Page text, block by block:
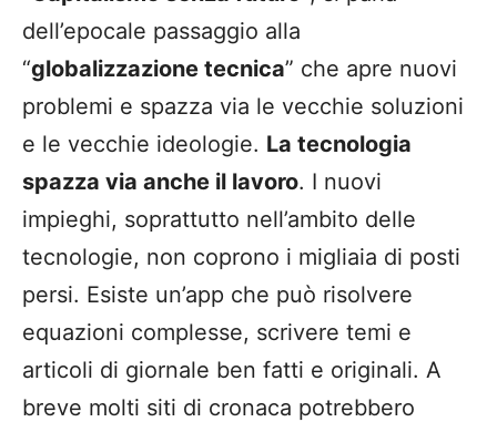
dell’epocale passaggio alla
“globalizzazione tecnica” che apre nuovi
problemi e spazza via le vecchie soluzioni
e le vecchie ideologie. La tecnologia
spazza via anche il lavoro. I nuovi
impieghi, soprattutto nell’ambito delle
tecnologie, non coprono i migliaia di posti
persi. Esiste un’app che può risolvere
equazioni complesse, scrivere temi e
articoli di giornale ben fatti e originali. A
breve molti siti di cronaca potrebbero